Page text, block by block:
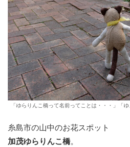
「ゆらりんこ橋って名前ってことは・・・」「ゆ
糸島市の山中のお花スポット
加茂ゆらりんこ橋。